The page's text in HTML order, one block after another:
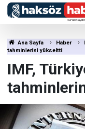
Ana Sayfa Haber
tahminlerini yükseltti
IMF,